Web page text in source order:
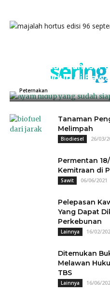
Kementan Sanksi
Ayam Hidup di
Peternakan
Tanaman
Melimpah
Biodiesel 26/03/
Permentan
Kemitraan di
Sawit 06/06/2021
Pelepasan
Yang Dapat
Perkebunan
Lainnya 16/02/
Ditemukan
Melawan
TBS
Lainnya 16/06/